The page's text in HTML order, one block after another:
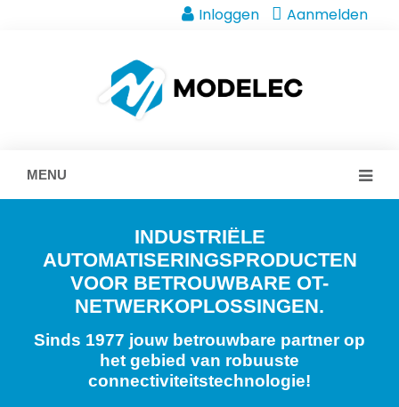
Inloggen Aanmelden
MENU
INDUSTRIËLE
AUTOMATISERINGSPRODUCTEN
VOOR BETROUWBARE OT-
NETWERKOPLOSSINGEN.
Sinds 1977 jouw betrouwbare partner op
het gebied van robuuste
connectiviteitstechnologie!